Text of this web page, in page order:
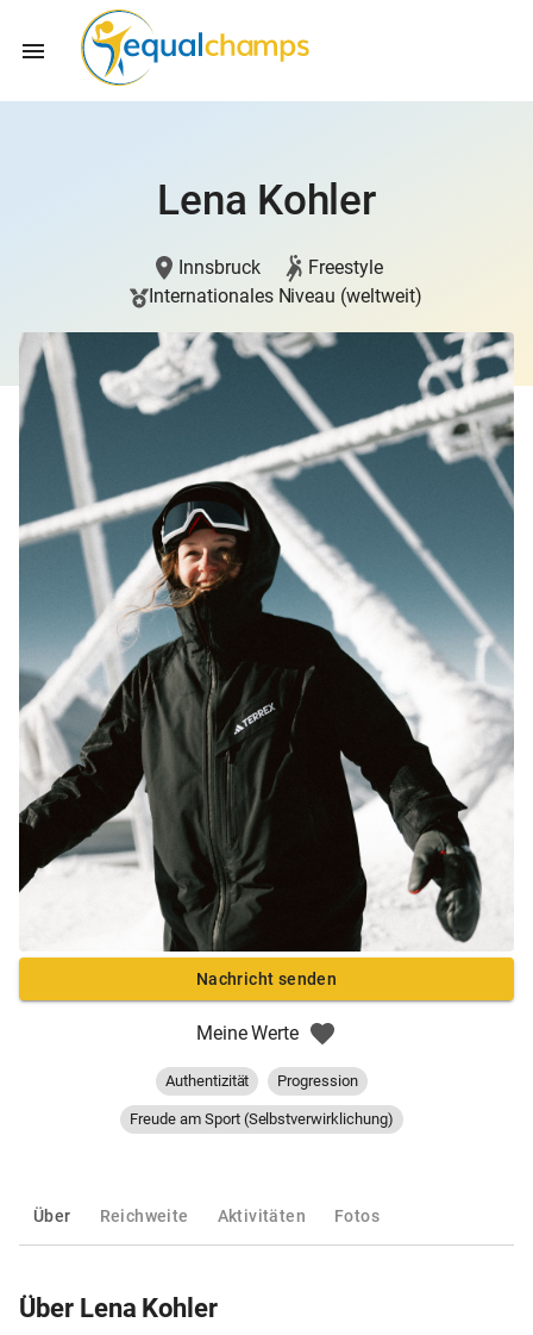
Lena Kohler
Innsbruck
Freestyle
Internationales Niveau (weltweit)
Nachricht senden
Meine Werte
Authentizität Progression
Freude am Sport (Selbstverwirklichung)
Über Reichweite Aktivitäten Fotos
Über Lena Kohler